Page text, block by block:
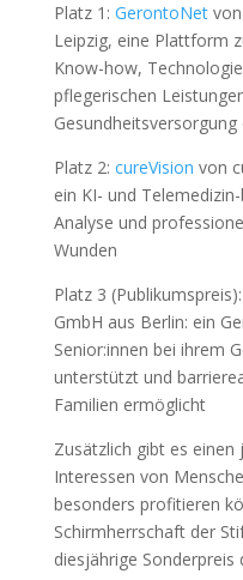
Platz 1: GerontoNetvon
Leipzig, eine Plattform
Know-how,
pflegerischen
Platz 2: cureVision von
ein KI- und
Analyse und
Wunden
Platz 3 (Publikumspreis):
GmbH aus Berlin: ein
Senior:innen bei ihrem
unterstützt und
Familien ermöglicht
Zusätzlich gibt es einen
Interessen von
besonders profitieren
Schirmherrschaft der
diesjährige